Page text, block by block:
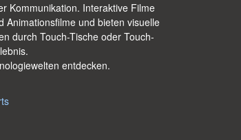
Kommunikation. Interaktive Filme
Animationsfilme und bieten visuelle
durch Touch-Tische oder Touch-
entdecken.